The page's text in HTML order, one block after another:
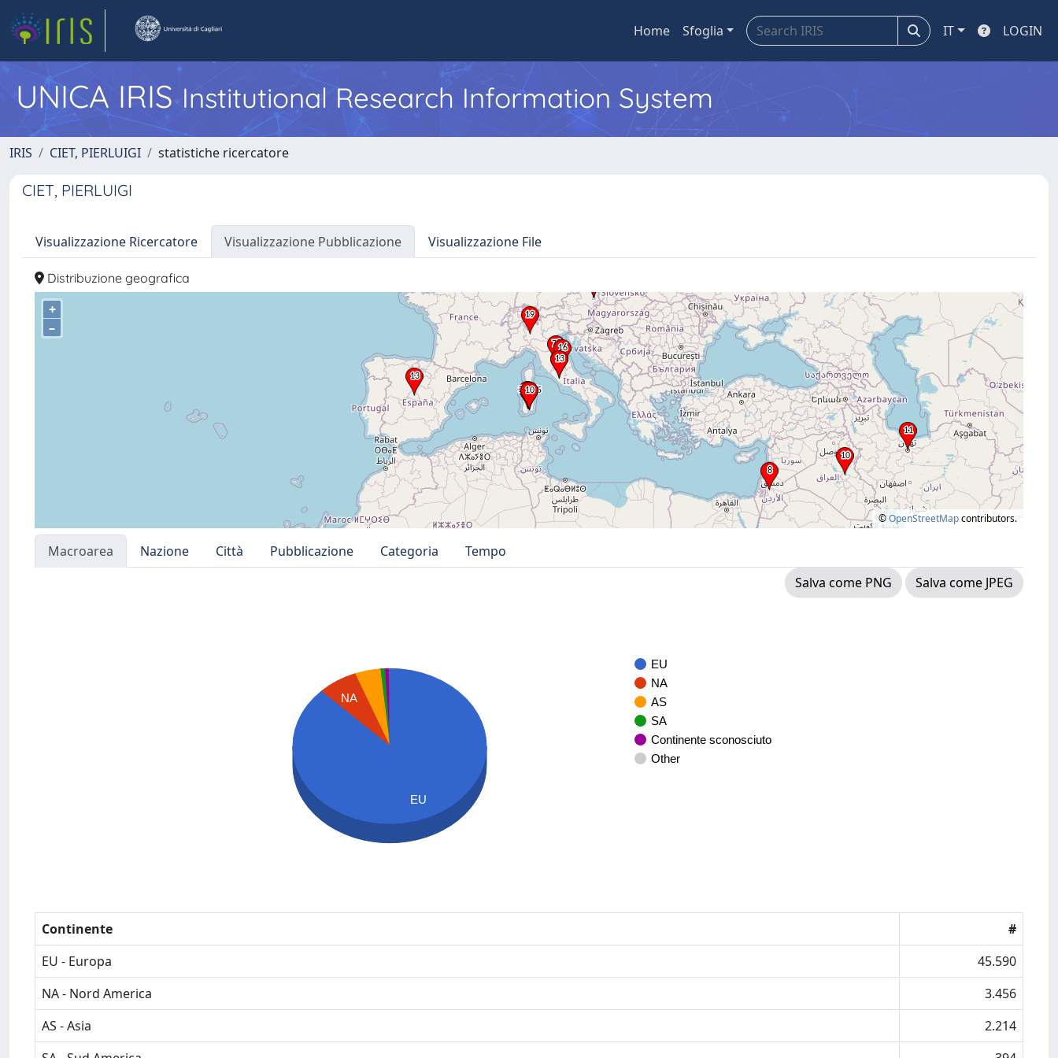
Home Sfoglia IT LOGIN
UNICA IRISInstitutional Research Information System
IRIS CIET, PIERLUIGI statistiche ricercatore
CIET, PIERLUIGI
Visualizzazione Ricercatore Visualizzazione Pubblicazione Visualizzazione File
Distribuzione geografica
+
–
©OpenStreetMapcontributors.
Macroarea Nazione Città Pubblicazione Categoria
Tempo
Salva come PNG
Salva come JPEG
EU
NA
AS
SA
Continente sconosciuto
Other
NA
EU
Continente
#
EU - Europa
45.590
NA - Nord America
3.456
AS - Asia
2.214